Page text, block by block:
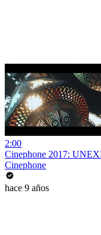
2:00
Cinephone 2017:
Cinephone
hace 9 años